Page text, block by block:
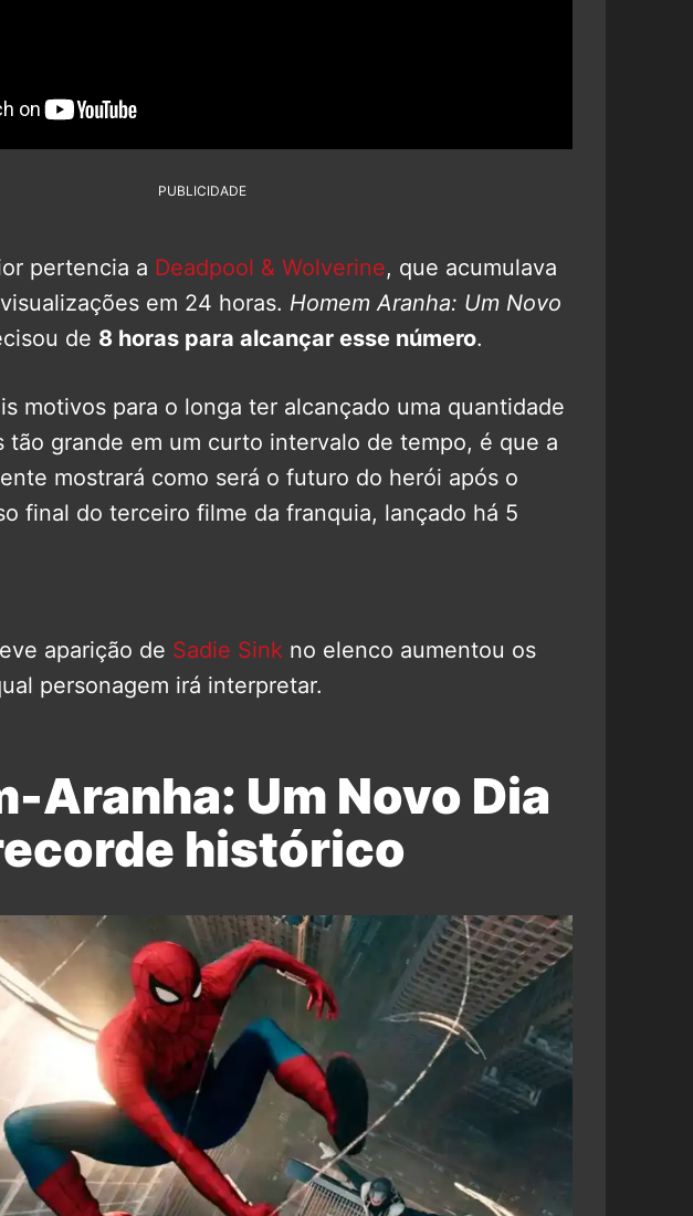
PUBLICIDADE
pertencia a Deadpool & Wolverine, que acumulava
em 24 horas. Homem Aranha: Um Novo
de 8 horas para alcançar esse número.
motivos para o longa ter alcançado uma quantidade
tão grande em um curto intervalo de tempo, é que a
mostrará como será o futuro do herói após o
final do terceiro filme da franquia, lançado há 5
aparição de Sadie Sink no elenco aumentou os
personagem irá interpretar.
Aranha: Um Novo Dia
histórico